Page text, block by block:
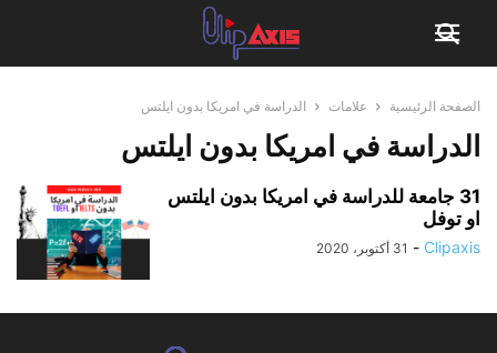
الصفحة الرئيسية علامات الدراسة في امريكا بدون ايلتس
الدراسة في امريكا بدون ايلتس
31 جامعة للدراسة في امريكا بدون ايلتس
او توفل
Clipaxis
- 31 أكتوبر، 2020